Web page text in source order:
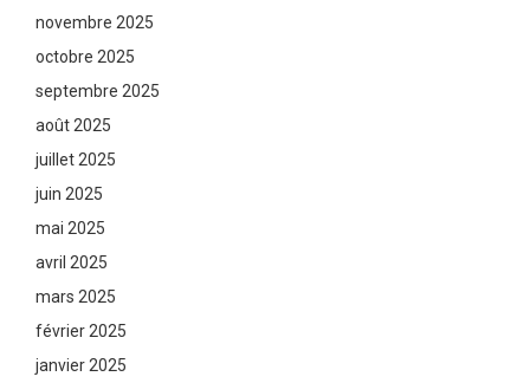
novembre 2025
octobre 2025
septembre 2025
août 2025
juillet 2025
juin 2025
mai 2025
avril 2025
mars 2025
février 2025
janvier 2025